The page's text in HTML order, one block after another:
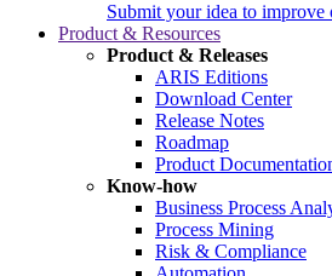
Submit your idea to improve
Product & Resources
Product & Releases
ARIS Editions
Download Center
Release Notes
Roadmap
Product
Know-how
Business Process
Process Mining
Risk & Compliance